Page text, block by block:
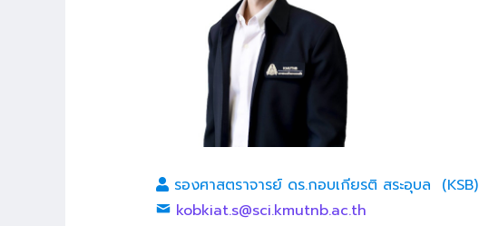
รองศาสตราจารย์ ดร.กอบเกียรติ สระอุบล (KSB)
kobkiat.s@sci.kmutnb.ac.th